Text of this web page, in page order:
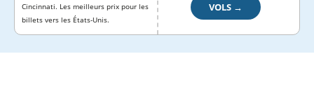
Cincinnati. Les meilleurs prix pour les
billets vers les États-Unis.
VOLS →